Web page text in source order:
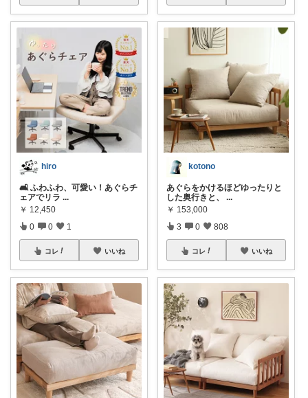
hiro
🛋️ ふわふわ、可愛い！あぐらチ
ェアでリラ ...
￥ 12,450
0 0 1
コレ いいね
kotono
あぐらをかけるほどゆったりと
した奥行きと、
...
￥ 153,000
3 0 808
コレ いいね